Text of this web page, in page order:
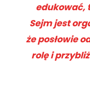
edukować,
Sejm jest
że posłowie
rolę i